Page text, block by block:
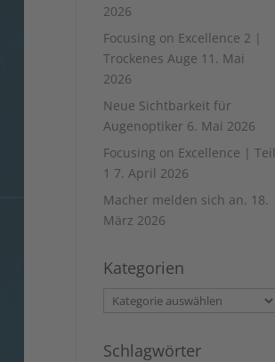
2026
Focusing on Excellence 2 |
Trockenes Auge 11. Mai
2026
Neue Sichtbarkeit für
Augenoptiker 6. Mai 2026
Focusing on Excellence | Teil
1 7. April 2026
Macher melden sich an. 18.
März 2026
Kategorien
Kategorien
Schlagwörter